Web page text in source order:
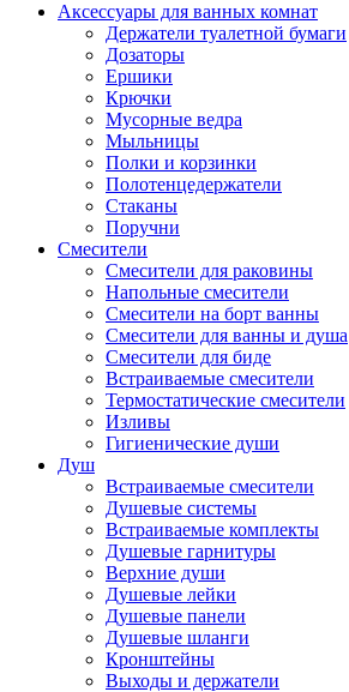
Аксессуары для ванных комнат
Держатели туалетной бумаги
Дозаторы
Ершики
Крючки
Мусорные ведра
Мыльницы
Полки и корзинки
Полотенцедержатели
Стаканы
Поручни
Смесители
Смесители для раковины
Напольные смесители
Смесители на борт ванны
Смесители для ванны и душа
Смесители для биде
Встраиваемые смесители
Термостатические смесители
Изливы
Гигиенические души
Душ
Встраиваемые смесители
Душевые системы
Встраиваемые комплекты
Душевые гарнитуры
Верхние души
Душевые лейки
Душевые панели
Душевые шланги
Кронштейны
Выходы и держатели